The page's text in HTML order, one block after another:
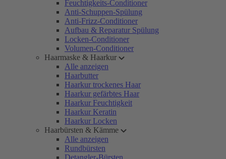
Feuchtigkeits-Conditioner
Anti-Schuppen-Spülung
Anti-Frizz-Conditioner
Aufbau & Reparatur Spülung
Locken-Conditioner
Volumen-Conditioner
Haarmaske & Haarkur
Alle anzeigen
Haarbutter
Haarkur trockenes Haar
Haarkur gefärbtes Haar
Haarkur Feuchtigkeit
Haarkur Keratin
Haarkur Locken
Haarbürsten & Kämme
Alle anzeigen
Rundbürsten
Detangler-Bürsten